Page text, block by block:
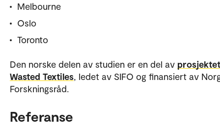
Melbourne
Oslo
Toronto
Den norske delen av studien er en del av prosjektet
Wasted Textiles, ledet av SIFO og finansiert av
Forskningsråd.
Referanse